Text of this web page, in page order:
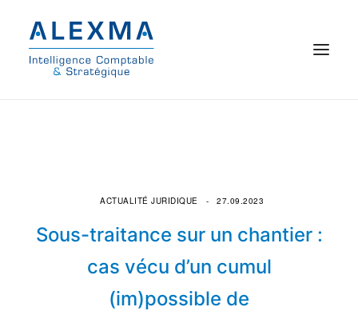
Commissariat aux comptes
On parle de nous
© 2021 Alexma
Sous-traitance sur un chantier :
cas vécu d’un cumul
(im)possible de
27.09.2023
ACTUALITÉ JURIDIQUE